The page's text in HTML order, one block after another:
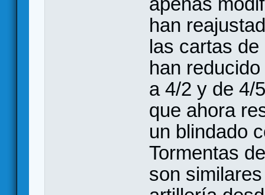
han
las cartas
han
a 4/2 y de 4/
que ahora
un blindado
Tormentas
son